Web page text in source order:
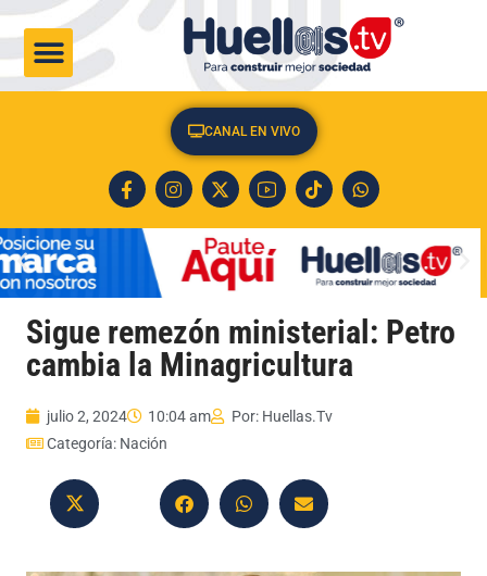
CANAL EN VIVO
Sigue remezón ministerial: Petro
cambia la Minagricultura
julio 2, 2024 10:04 am Por: Huellas.Tv
Categoría: Nación